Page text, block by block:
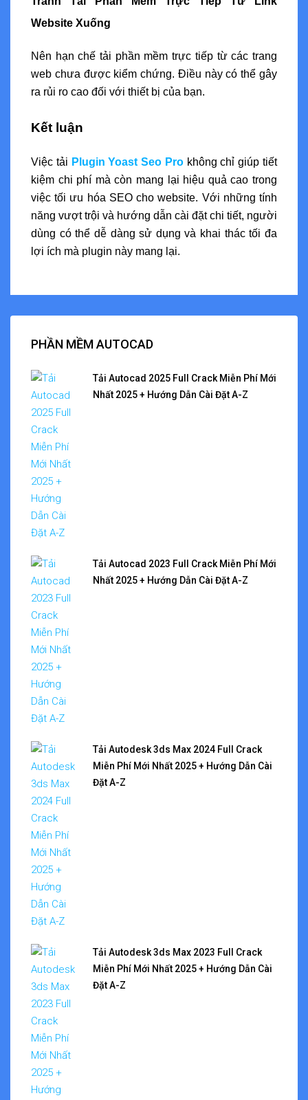
Website Xuống
Nên hạn chế tải phần mềm trực tiếp từ các trang
web chưa được kiểm chứng. Điều này có thể gây
ra rủi ro cao đối với thiết bị của bạn.
Kết luận
Việc tải Plugin Yoast Seo Prokhông chỉ giúp tiết
kiệm chi phí mà còn mang lại hiệu quả cao trong
việc tối ưu hóa SEO cho website. Với những tính
năng vượt trội và hướng dẫn cài đặt chi tiết, người
dùng có thể dễ dàng sử dụng và khai thác tối đa
lợi ích mà plugin này mang lại.
PHẦN MỀM AUTOCAD
Tải Autocad 2025 Full Crack Miễn Phí Mới
Nhất 2025 + Hướng Dẫn Cài Đặt A-Z
Tải Autocad 2023 Full Crack Miễn Phí Mới
Nhất 2025 + Hướng Dẫn Cài Đặt A-Z
Tải Autodesk 3ds Max 2024 Full Crack
Miễn Phí Mới Nhất 2025 + Hướng Dẫn Cài
Đặt A-Z
Tải Autodesk 3ds Max 2023 Full Crack
Miễn Phí Mới Nhất 2025 + Hướng Dẫn Cài
Đặt A-Z